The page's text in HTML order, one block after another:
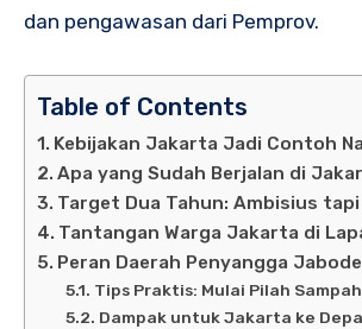
dan pengawasan dari Pemprov.
Table of Contents
Kebijakan Jakarta Jadi Contoh
Apa yang Sudah Berjalan di
Target Dua Tahun: Ambisius tapi
Tantangan Warga Jakarta di
Peran Daerah Penyangga
Tips Praktis: Mulai Pilah
Dampak untuk Jakarta ke